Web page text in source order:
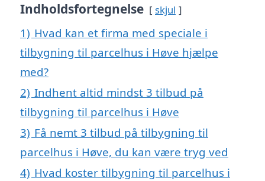
Indholdsfortegnelse skjul
1) Hvad kan et firma med speciale i
tilbygning til parcelhus i Høve hjælpe
med?
2) Indhent altid mindst 3 tilbud på
tilbygning til parcelhus i Høve
3) Få nemt 3 tilbud på tilbygning til
parcelhus i Høve, du kan være tryg ved
4) Hvad koster tilbygning til parcelhus i